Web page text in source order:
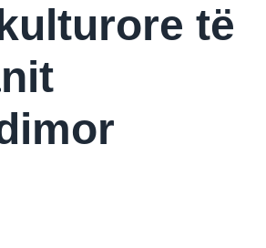
të